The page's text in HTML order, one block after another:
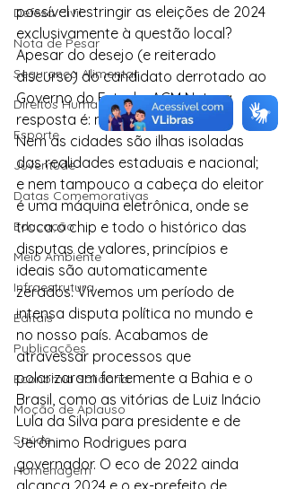
Defesa Civil
Nota de Pesar
Segurança Alimentar
Direitos Humanos
Esporte
Juventude
Datas Comemorativas
Educação
Meio Ambiente
Infraestrutura
Editais
Publicações
Economia Solidária
Moção de Aplauso
Saúde
Homenagem
possível restringir as eleições de 2024
exclusivamente à questão local?
Apesar do desejo (e reiterado
discurso) do candidato derrotado ao
Governo do Estado, ACM Neto, a
resposta é: não.
Nem as cidades são ilhas isoladas
das realidades estaduais e nacional;
e nem tampouco a cabeça do eleitor
é uma máquina eletrônica, onde se
troca o chip e todo o histórico das
disputas de valores, princípios e
ideais são automaticamente
zerados. Vivemos um período de
intensa disputa política no mundo e
no nosso país. Acabamos de
atravessar processos que
polarizaram fortemente a Bahia e o
Brasil, como as vitórias de Luiz Inácio
Lula da Silva para presidente e de
Jerônimo Rodrigues para
governador. O eco de 2022 ainda
alcança 2024 e o ex-prefeito de